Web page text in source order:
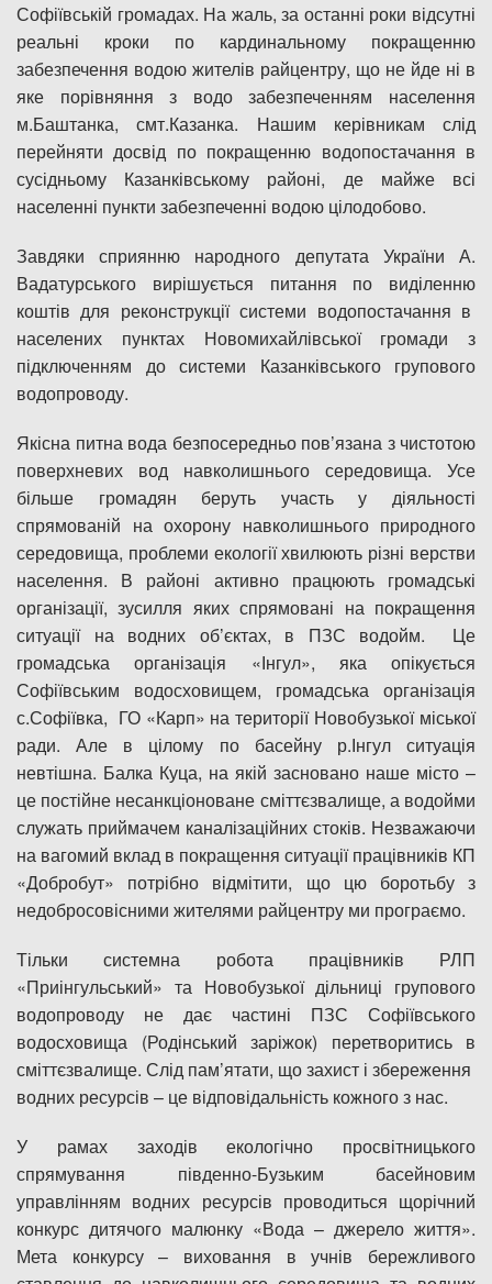
Софіївській громадах. На жаль, за останні роки відсутні
реальні кроки по кардинальному покращенню
забезпечення водою жителів райцентру, що не йде ні в
яке порівняння з водо забезпеченням населення
м.Баштанка, смт.Казанка. Нашим керівникам слід
перейняти досвід по покращенню водопостачання в
сусідньому Казанківському районі, де майже всі
населенні пункти забезпеченні водою цілодобово.
Завдяки сприянню народного депутата України А.
Вадатурського вирішується питання по виділенню
коштів для реконструкції системи водопостачання в
населених пунктах Новомихайлівської громади з
підключенням до системи Казанківського групового
водопроводу.
Якісна питна вода безпосередньо пов’язана з чистотою
поверхневих вод навколишнього середовища. Усе
більше громадян беруть участь у діяльності
спрямованій на охорону навколишнього природного
середовища, проблеми екології хвилюють різні верстви
населення. В районі активно працюють громадські
організації, зусилля яких спрямовані на покращення
ситуації на водних об’єктах, в ПЗС водойм. Це
громадська організація «Інгул», яка опікується
Софіївським водосховищем, громадська організація
с.Софіївка, ГО «Карп» на території Новобузької міської
ради. Але в цілому по басейну р.Інгул ситуація
невтішна. Балка Куца, на якій засновано наше місто –
це постійне несанкціоноване сміттєзвалище, а водойми
служать приймачем каналізаційних стоків. Незважаючи
на вагомий вклад в покращення ситуації працівників КП
«Добробут» потрібно відмітити, що цю боротьбу з
недобросовісними жителями райцентру ми програємо.
Тільки системна робота працівників РЛП
«Приінгульський» та Новобузької дільниці групового
водопроводу не дає частині ПЗС Софіївського
водосховища (Родінський заріжок) перетворитись в
сміттєзвалище. Слід пам’ятати, що захист і збереження
водних ресурсів – це відповідальність кожного з нас.
У рамах заходів екологічно просвітницького
спрямування південно-Бузьким басейновим
управлінням водних ресурсів проводиться щорічний
конкурс дитячого малюнку «Вода – джерело життя».
Мета конкурсу – виховання в учнів бережливого